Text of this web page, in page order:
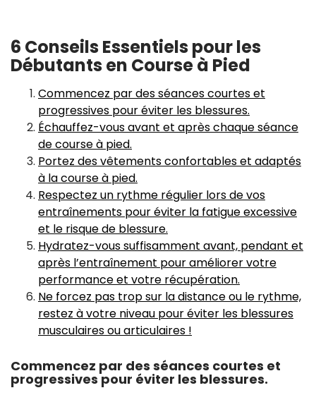
6 Conseils Essentiels pour les
Débutants en Course à Pied
Commencez par des séances courtes et
progressives pour éviter les blessures.
Échauffez-vous avant et après chaque séance
de course à pied.
Portez des vêtements confortables et adaptés
à la course à pied.
Respectez un rythme régulier lors de vos
entraînements pour éviter la fatigue excessive
et le risque de blessure.
Hydratez-vous suffisamment avant, pendant et
après l’entraînement pour améliorer votre
performance et votre récupération.
Ne forcez pas trop sur la distance ou le rythme,
restez à votre niveau pour éviter les blessures
musculaires ou articulaires !
Commencez par des séances courtes et
progressives pour éviter les blessures.